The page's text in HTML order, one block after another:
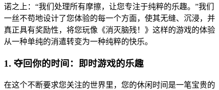
诺之上：“我们处理所有摩擦，让您专注于纯粹的乐趣。”我们
一丝不苟地设计了您体验的每一个方面，使其无缝、沉浸，并
真正具有奖励性，将您玩像《消灭脑残！》这样的游戏的体验
从一种单纯的消遣转变为一种纯粹的快乐。
1. 夺回你的时间：即时游戏的乐趣
在这个不断要求您关注的世界里，您的休闲时间是一笔宝贵的